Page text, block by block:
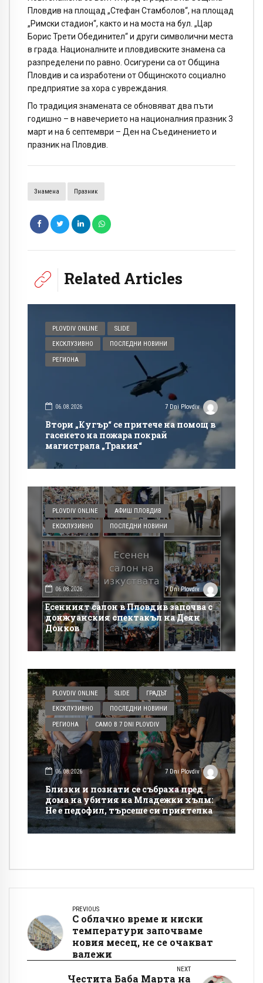
Пловдив на площад „Стефан Стамболов“, на площад
„Римски стадион“, както и на моста на бул. „Цар
Борис Трети Обединител“ и други символични места
в града. Националните и пловдивските знамена са
разпределени по равно. Осигурени са от Община
Пловдив и са изработени от Общинското социално
предприятие за хора с увреждания.
По традиция знамената се обновяват два пъти
годишно – в навечерието на националния празник 3
март и на 6 септември – Ден на Съединението и
празник на Пловдив.
Знамена Празник
Related Articles
PLOVDIV ONLINE SLIDE
ЕКСКЛУЗИВНО ПОСЛЕДНИ НОВИНИ
РЕГИОНА
06.08.2026 7 Dni Plovdiv
Втори „Кугър“ се притече на помощ в
гасенето на пожара покрай
магистрала „Тракия“
PLOVDIV ONLINE АФИШ ПЛОВДИВ
ЕКСКЛУЗИВНО ПОСЛЕДНИ НОВИНИ
06.08.2026 7 Dni Plovdiv
Есенният салон в Пловдив започва с
донжуанския спектакъл на Деян
Донков
PLOVDIV ONLINE SLIDE ГРАДЪТ
ЕКСКЛУЗИВНО ПОСЛЕДНИ НОВИНИ
РЕГИОНА САМО В 7 DNI PLOVDIV
06.08.2026 7 Dni Plovdiv
Близки и познати се събраха пред
дома на убития на Младежки хълм:
Не е педофил, търсеше си приятелка
PREVIOUS
С облачно време и ниски
температури започваме
новия месец, не се очакват
валежи
NEXT
Честита Баба Марта на